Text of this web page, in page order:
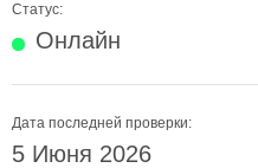
Статус:
Онлайн
Дата последней проверки:
5 Июня 2026